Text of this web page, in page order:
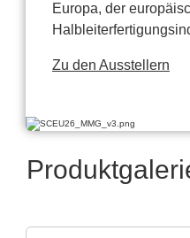
Europa, der
Zu den Ausstellern